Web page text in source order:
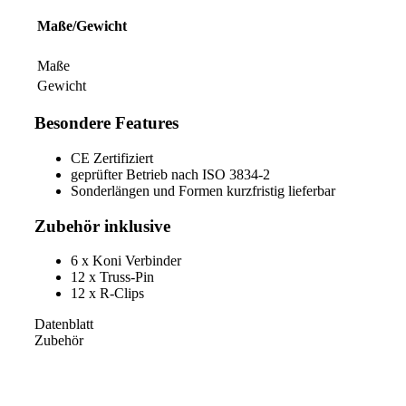
Maße/Gewicht
Maße
Gewicht
Besondere Features
CE Zertifiziert
geprüfter Betrieb nach ISO 3834-2
Sonderlängen und Formen kurzfristig lieferbar
Zubehör inklusive
6 x Koni Verbinder
12 x Truss-Pin
12 x R-Clips
Datenblatt
Zubehör